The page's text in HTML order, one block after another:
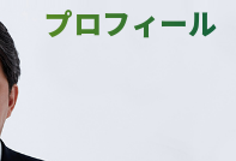
プロフィール